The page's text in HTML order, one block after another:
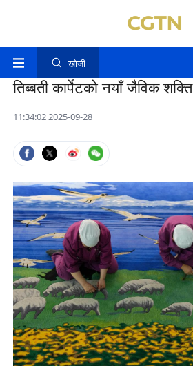
खोजी
तिब्बती कार्पेटको नयाँ जैविक शक्ति
11:34:02 2025-09-28